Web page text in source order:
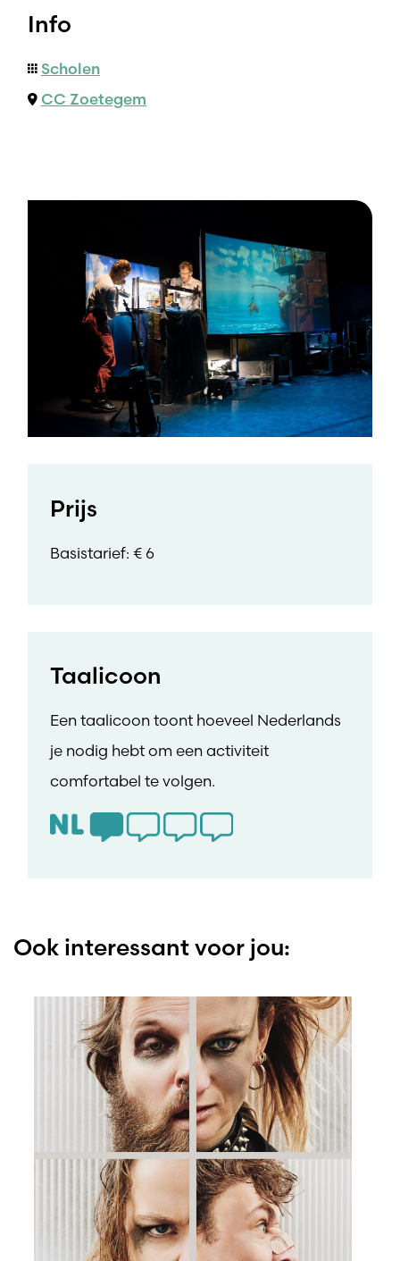
Info
Scholen
CC Zoetegem
Prijs
Basistarief: € 6
Taalicoon
Een taalicoon toont hoeveel Nederlands
je nodig hebt om een activiteit
comfortabel te volgen.
Ook interessant voor jou: